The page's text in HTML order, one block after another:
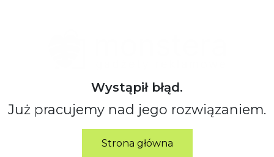
Wystąpił błąd.
Już pracujemy nad jego rozwiązaniem.
Strona główna